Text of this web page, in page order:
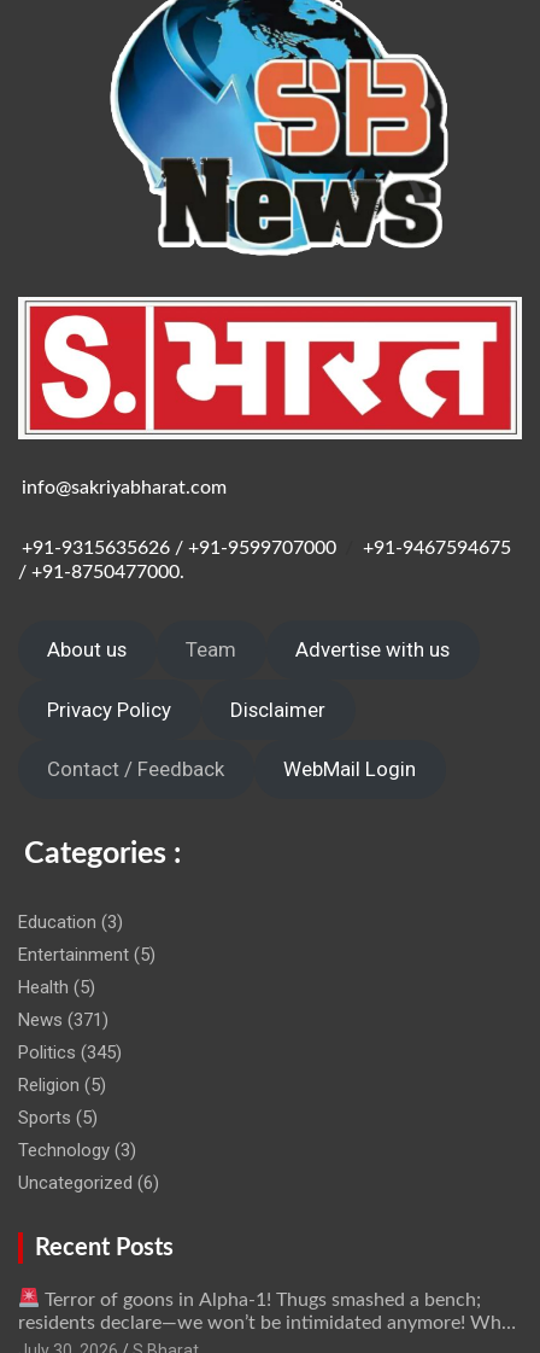
info@sakriyabharat.com
+91-9315635626 / +91-9599707000
+91-9467594675
/ +91-8750477000.
About us Team Advertise with us
Privacy Policy Disclaimer
Contact / Feedback WebMail Login
Categories :
Education (3)
Entertainment (5)
Health (5)
News (371)
Politics (345)
Religion (5)
Sports (5)
Technology (3)
Uncategorized (6)
Recent Posts
Terror of goons in Alpha-1! Thugs smashed a bench;
residents declare—we won’t be intimidated anymore! Who
is the mastermind behind it all? | SBharat